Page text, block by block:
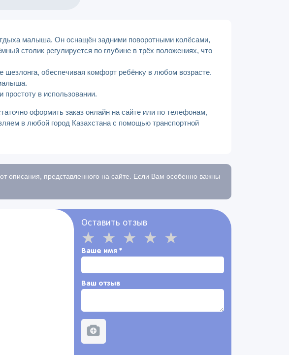
малыша. Он оснащён задними поворотными колёсами,
столик регулируется по глубине в трёх положениях, что
обеспечивая комфорт ребёнку в любом возрасте.
простоту в использовании.
оформить заказ онлайн на сайте или по телефонам,
в любой город Казахстана с помощью транспортной
описания, представленного на сайте. Если Вам особенно важны
Оставить отзыв
Ваше имя *
Ваш отзыв